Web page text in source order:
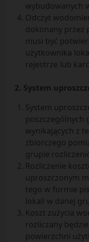
wybudowanych
Odczyt
dokonany przez
musi być
użytkownika
rejestrze lub
2. System
System
poszczególnych
wynikających z
zbiorczego
grupie
Rozliczenie
uproszczonym
tego w formie
lokali w danej
Koszt zużycia
rozliczany
powierzchni